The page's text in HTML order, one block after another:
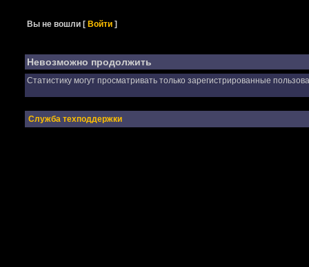
Вы не вошли [Войти ]
Невозможно продолжить
Статистику могут просматривать только зарегистрированные
Служба техподдержки